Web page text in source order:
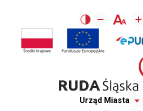
Urząd Miasta